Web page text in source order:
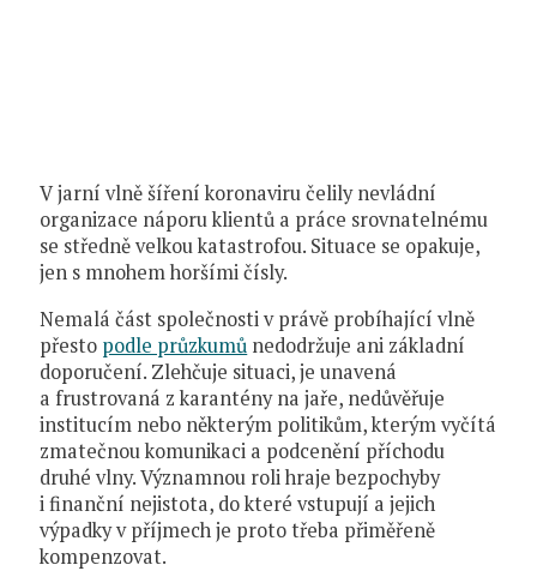
V jarní vlně šíření koronaviru čelily nevládní
organizace náporu klientů a práce srovnatelnému
se středně velkou katastrofou. Situace se opakuje,
jen s mnohem horšími čísly.
Nemalá část společnosti v právě probíhající vlně
přesto podle průzkumů nedodržuje ani základní
doporučení. Zlehčuje situaci, je unavená
a frustrovaná z karantény na jaře, nedůvěřuje
institucím nebo některým politikům, kterým vyčítá
zmatečnou komunikaci a podcenění příchodu
druhé vlny. Významnou roli hraje bezpochyby
i finanční nejistota, do které vstupují a jejich
výpadky v příjmech je proto třeba přiměřeně
kompenzovat.